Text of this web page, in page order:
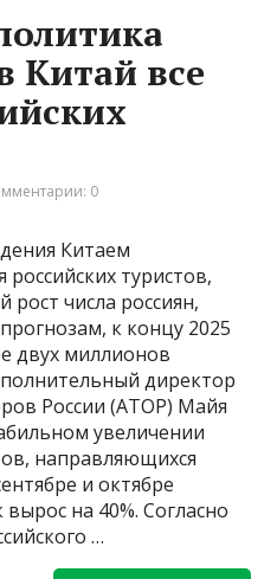
Китай все
0
Китаем
туристов,
рост числа россиян,
к концу 2025
двух миллионов
директор
России (АТОР) Майя
увеличении
направляющихся
и октябре
на 40%. Согласно
…